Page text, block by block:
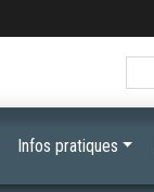
Infos pratiques